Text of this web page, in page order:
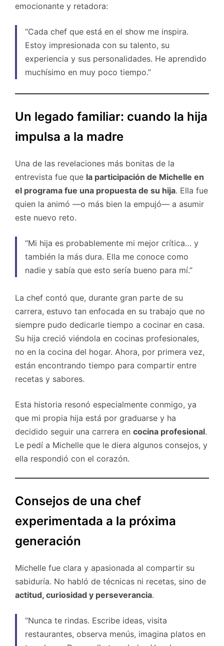
emocionante y retadora:
“Cada chef que está en el show me inspira.
Estoy impresionada con su talento, su
experiencia y sus personalidades. He aprendido
muchísimo en muy poco tiempo.”
Un legado familiar: cuando la hija
impulsa a la madre
Una de las revelaciones más bonitas de la
entrevista fue que la participación de Michelle en
el programa fue una propuesta de su hija. Ella fue
quien la animó —o más bien la empujó— a asumir
este nuevo reto.
“Mi hija es probablemente mi mejor crítica… y
también la más dura. Ella me conoce como
nadie y sabía que esto sería bueno para mí.”
La chef contó que, durante gran parte de su
carrera, estuvo tan enfocada en su trabajo que no
siempre pudo dedicarle tiempo a cocinar en casa.
Su hija creció viéndola en cocinas profesionales,
no en la cocina del hogar. Ahora, por primera vez,
están encontrando tiempo para compartir entre
recetas y sabores.
Esta historia resonó especialmente conmigo, ya
que mi propia hija está por graduarse y ha
decidido seguir una carrera en cocina profesional.
Le pedí a Michelle que le diera algunos consejos, y
ella respondió con el corazón.
Consejos de una chef
experimentada a la próxima
generación
Michelle fue clara y apasionada al compartir su
sabiduría. No habló de técnicas ni recetas, sino de
actitud, curiosidad y perseverancia.
“Nunca te rindas. Escribe ideas, visita
restaurantes, observa menús, imagina platos en